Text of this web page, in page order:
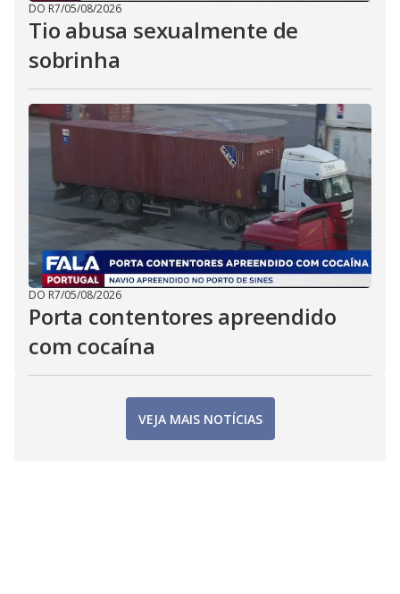
DO R7/05/08/2026
Tio abusa sexualmente de
sobrinha
DO R7/05/08/2026
Porta contentores apreendido
com cocaína
VEJA MAIS NOTÍCIAS